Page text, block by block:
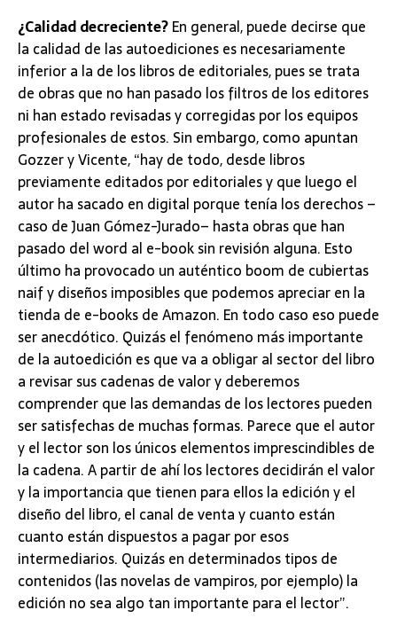
¿Calidad decreciente?En general, puede decirse que
la calidad de las autoediciones es necesariamente
inferior a la de los libros de editoriales, pues se trata
de obras que no han pasado los filtros de los editores
ni han estado revisadas y corregidas por los equipos
profesionales de estos. Sin embargo, como apuntan
Gozzer y Vicente, “hay de todo, desde libros
previamente editados por editoriales y que luego el
autor ha sacado en digital porque tenía los derechos –
caso de Juan Gómez-Jurado– hasta obras que han
pasado del word al e-book sin revisión alguna. Esto
último ha provocado un auténtico boom de cubiertas
naif y diseños imposibles que podemos apreciar en la
tienda de e-books de Amazon. En todo caso eso puede
ser anecdótico. Quizás el fenómeno más importante
de la autoedición es que va a obligar al sector del libro
a revisar sus cadenas de valor y deberemos
comprender que las demandas de los lectores pueden
ser satisfechas de muchas formas. Parece que el autor
y el lector son los únicos elementos imprescindibles de
la cadena. A partir de ahí los lectores decidirán el valor
y la importancia que tienen para ellos la edición y el
diseño del libro, el canal de venta y cuanto están
cuanto están dispuestos a pagar por esos
intermediarios. Quizás en determinados tipos de
contenidos (las novelas de vampiros, por ejemplo) la
edición no sea algo tan importante para el lector”.